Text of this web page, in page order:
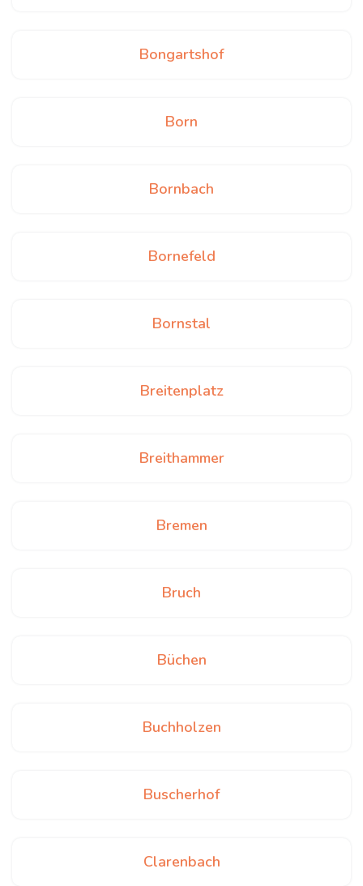
Bongartshof
Born
Bornbach
Bornefeld
Bornstal
Breitenplatz
Breithammer
Bremen
Bruch
Büchen
Buchholzen
Buscherhof
Clarenbach